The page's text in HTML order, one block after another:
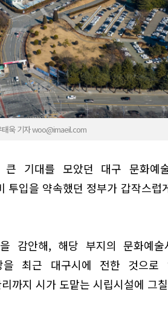
태욱 기자 woo@imaeil.com
기대를 모았던 대구 문화예
투입을 약속했던 정부가 갑작스럽
감안해, 해당 부지의 문화예
최근 대구시에 전한 것으로
까지 시가 도맡는 시립시설에 그